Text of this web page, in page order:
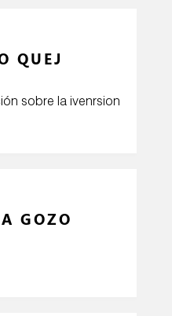
QUEJ
sobre la ivenrsion
GOZO